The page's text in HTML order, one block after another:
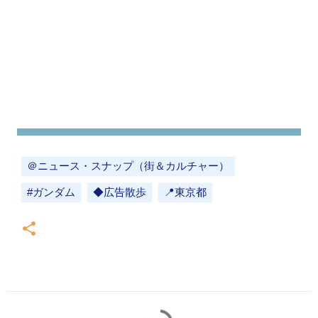
＠ニュース・スナップ（街＆カルチャー）
#ガンダム ◆広告散歩 📍東京都